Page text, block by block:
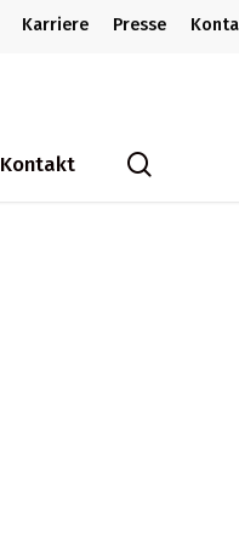
Karriere Presse
Kontakt